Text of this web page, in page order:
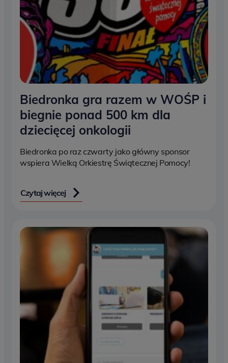
Biedronka gra razem w WOŚP i
biegnie ponad 500 km dla
dziecięcej onkologii
Biedronka po raz czwarty jako główny sponsor
wspiera Wielką Orkiestrę Świątecznej Pomocy!
Czytaj więcej